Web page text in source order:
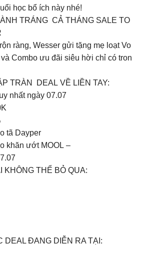
học bổ ích này nhé!
TRÁNG CẢ THÁNG SALE TO
ràng, Wesser gửi tặng mẹ loạt Vo
Combo ưu đãi siêu hời chỉ có tron
TRÀN DEAL VỀ LIỀN TAY:
nhất ngày 07.07
tã Dayper
khăn ướt MOOL –
KHÔNG THỂ BỎ QUA:
DEAL ĐANG DIỄN RA TẠI: